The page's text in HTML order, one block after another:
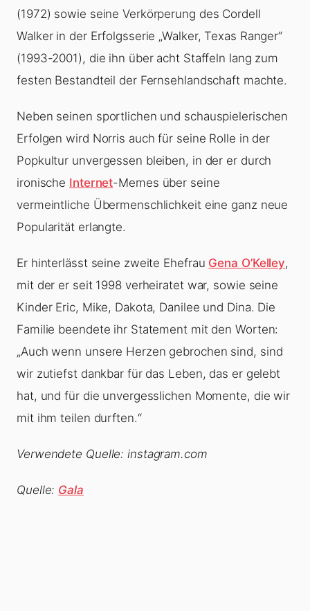
(1972) sowie seine Verkörperung des Cordell
Walker in der Erfolgsserie „Walker, Texas Ranger“
(1993-2001), die ihn über acht Staffeln lang zum
festen Bestandteil der Fernsehlandschaft machte.
Neben seinen sportlichen und schauspielerischen
Erfolgen wird Norris auch für seine Rolle in der
Popkultur unvergessen bleiben, in der er durch
ironische Internet-Memes über seine
vermeintliche Übermenschlichkeit eine ganz neue
Popularität erlangte.
Er hinterlässt seine zweite Ehefrau Gena O’Kelley,
mit der er seit 1998 verheiratet war, sowie seine
Kinder Eric, Mike, Dakota, Danilee und Dina. Die
Familie beendete ihr Statement mit den Worten:
„Auch wenn unsere Herzen gebrochen sind, sind
wir zutiefst dankbar für das Leben, das er gelebt
hat, und für die unvergesslichen Momente, die wir
mit ihm teilen durften.“
Verwendete Quelle: instagram.com
Quelle: Gala